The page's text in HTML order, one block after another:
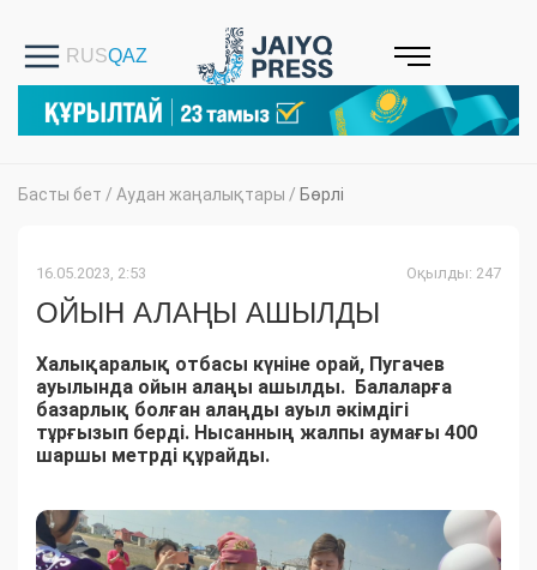
Басты бет / Аудан жаңалықтары / Бөрлі
16.05.2023, 2:53 Оқылды: 247
ОЙЫН АЛАҢЫ АШЫЛДЫ
Халықаралық отбасы күніне орай, Пугачев
ауылында ойын алаңы ашылды. Балаларға
базарлық болған алаңды ауыл әкімдігі
тұрғызып берді. Нысанның жалпы аумағы 400
шаршы метрді құрайды.